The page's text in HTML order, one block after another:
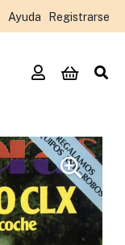
Ayuda Registrarse